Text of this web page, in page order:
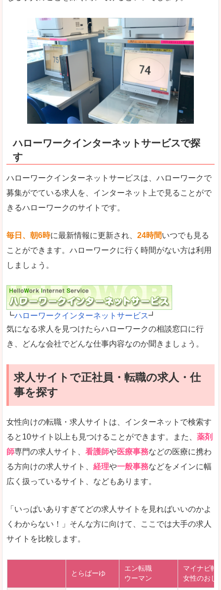
ハローワークインターネットサービスで探
す
ハローワークインターネットサービスは、ハローワークで
募集がでている求人を、インターネット上で見ることがで
きるハローワークのサイトです。
毎日、朝6時に最新情報に更新され、 24時間いつでも見る
ことができます。ハローワークに行く時間がない方は利用
しましょう。
┗ハローワークインターネットサービス┛
気になる求人を見つけたらハローワークの相談窓口に行
き、どんな会社でどんな仕事内容なのか聞きましょう。
求人サイトで正社員・転職の求人・仕
事を探す
女性向けの転職・求人サイトは、インターネットで検索す
ると10サイト以上も見つけることができます。また、 薬剤
師専門の求人サイト、 看護師や医療事務などの医療に携わ
る方向けの求人サイト、 経理や一般事務などをメインに幅
広く扱っているサイト、などもあります。
「いっぱいありすぎてどの求人サイトを見ればいいのかよ
くわからない！」そんな方に向けて、ここでは大手の求人
サイトを比較します。
とらばーゆ
エン転職
ウーマン
マイナビ転
女性のおし